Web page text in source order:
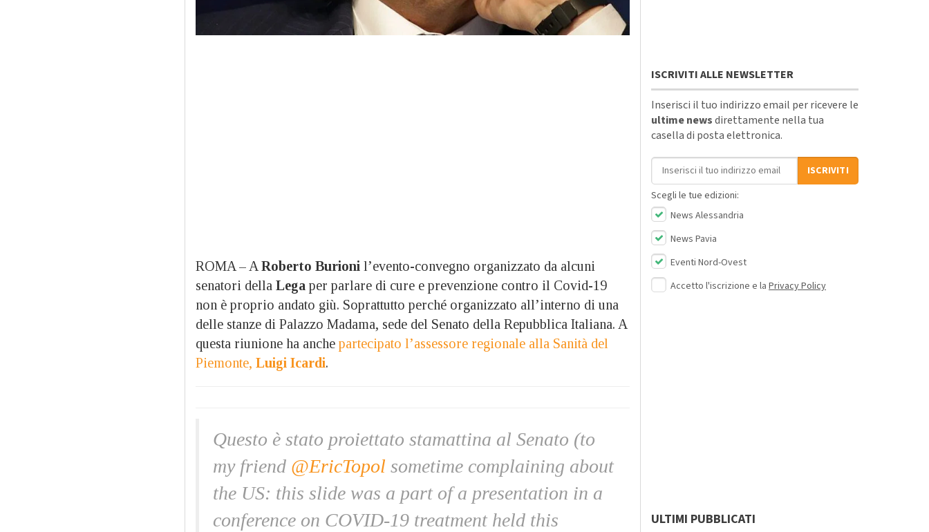
ROMA – A Roberto Burioni l’evento-convegno organizzato da alcuni
senatori della Lega per parlare di cure e prevenzione contro il Covid-19
non è proprio andato giù. Soprattutto perché organizzato all’interno di una
delle stanze di Palazzo Madama, sede del Senato della Repubblica Italiana. A
questa riunione ha anche partecipato l’assessore regionale alla Sanità del
Piemonte, Luigi Icardi.
Questo è stato proiettato stamattina al Senato (to
my friend @EricTopol sometime complaining about
the US: this slide was a part of a presentation in a
conference on COVID-19 treatment held this
ISCRIVITI ALLE NEWSLETTER
Inserisci il tuo indirizzo email per ricevere le
ultime newsdirettamente nella tua
casella di posta elettronica.
Indirizzo email
ISCRIVITI
Scegli le tue edizioni:
News Alessandria
News Pavia
Eventi Nord-Ovest
Accetto l'iscrizione e la Privacy Policy
ULTIMI PUBBLICATI